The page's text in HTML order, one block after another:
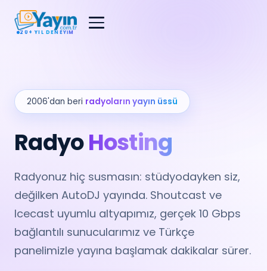
20+ YIL DENEYIM
2006'dan beri radyoların yayın üssü
RadyoHosting
Radyonuz hiç susmasın: stüdyodayken siz,
değilken AutoDJ yayında. Shoutcast ve
Icecast uyumlu altyapımız, gerçek 10 Gbps
bağlantılı sunucularımız ve Türkçe
panelimizle yayına başlamak dakikalar sürer.